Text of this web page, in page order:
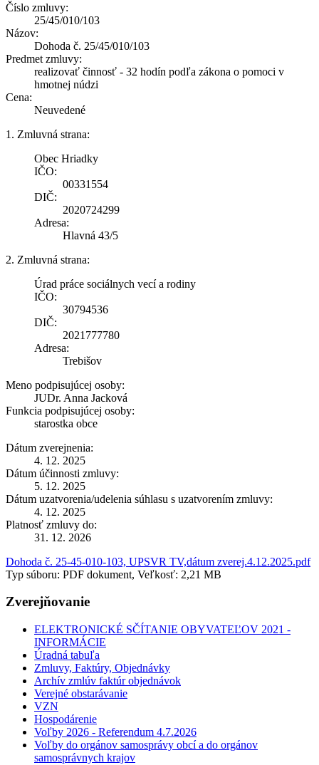
Číslo zmluvy:
25/45/010/103
Názov:
Dohoda č. 25/45/010/103
Predmet zmluvy:
realizovať činnosť - 32 hodín podľa zákona o pomoci v
hmotnej núdzi
Cena:
Neuvedené
1. Zmluvná strana:
Obec Hriadky
IČO:
00331554
DIČ:
2020724299
Adresa:
Hlavná 43/5
2. Zmluvná strana:
Úrad práce sociálnych vecí a rodiny
IČO:
30794536
DIČ:
2021777780
Adresa:
Trebišov
Meno podpisujúcej osoby:
JUDr. Anna Jacková
Funkcia podpisujúcej osoby:
starostka obce
Dátum zverejnenia:
4. 12. 2025
Dátum účinnosti zmluvy:
5. 12. 2025
Dátum uzatvorenia/udelenia súhlasu s uzatvorením zmluvy:
4. 12. 2025
Platnosť zmluvy do:
31. 12. 2026
Dohoda č. 25-45-010-103, UPSVR TV,dátum zverej.4.12.2025.pdf
Typ súboru: PDF dokument, Veľkosť: 2,21 MB
Zverejňovanie
ELEKTRONICKÉ SČÍTANIE OBYVATEĽOV 2021 -
INFORMÁCIE
Úradná tabuľa
Zmluvy, Faktúry, Objednávky
Archív zmlúv faktúr objednávok
Verejné obstarávanie
VZN
Hospodárenie
Voľby 2026 - Referendum 4.7.2026
Voľby do orgánov samosprávy obcí a do orgánov
samosprávnych krajov